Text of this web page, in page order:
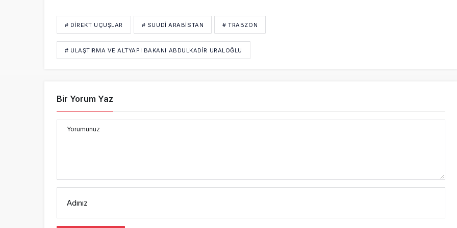
# DIREKT UÇUŞLAR # SUUDİ ARABİSTAN # TRABZON
# ULAŞTIRMA VE ALTYAPI BAKANI ABDULKADIR URALOĞLU
Bir Yorum Yaz
Yorumunuz
Adınız